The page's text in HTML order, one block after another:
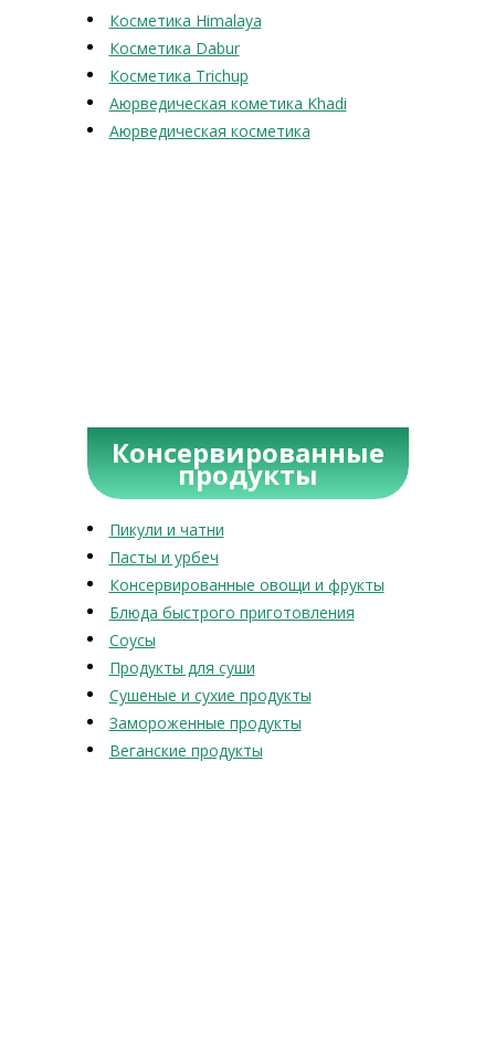
Косметика Himalaya
Косметика Dabur
Косметика Trichup
Аюрведическая кометика Khadi
Аюрведическая косметика
Консервированные
продукты
Пикули и чатни
Пасты и урбеч
Консервированные овощи и фрукты
Блюда быстрого приготовления
Соусы
Продукты для суши
Сушеные и сухие продукты
Замороженные продукты
Веганские продукты